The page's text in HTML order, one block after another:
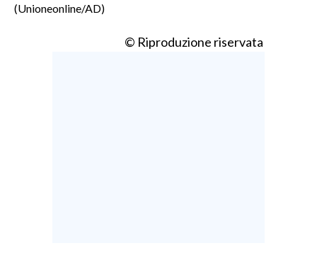
(Unioneonline/AD)
© Riproduzione riservata